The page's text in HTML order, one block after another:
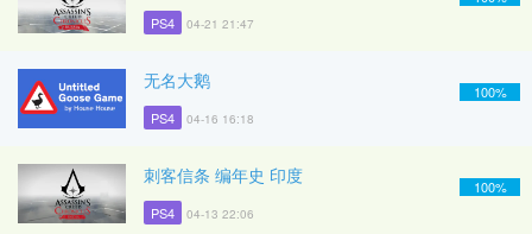
PS4 04-21 21:47
无名大鹅
PS4 04-16 16:18
100%
刺客信条 编年史 印度
PS4 04-13 22:06
100%